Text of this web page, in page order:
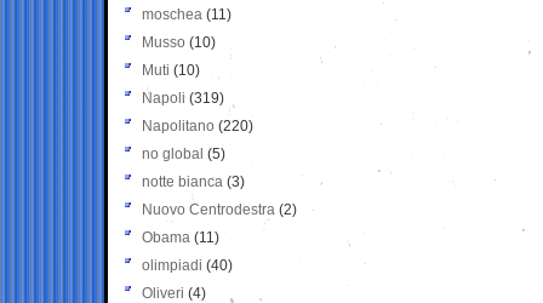
moschea (11)
Musso (10)
Muti (10)
Napoli (319)
Napolitano (220)
no global (5)
notte bianca (3)
Nuovo Centrodestra (2)
Obama (11)
olimpiadi (40)
Oliveri (4)